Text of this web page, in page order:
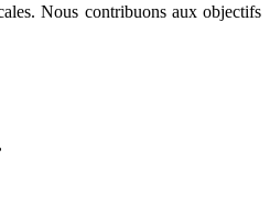
Nous contribuons aux objectifs